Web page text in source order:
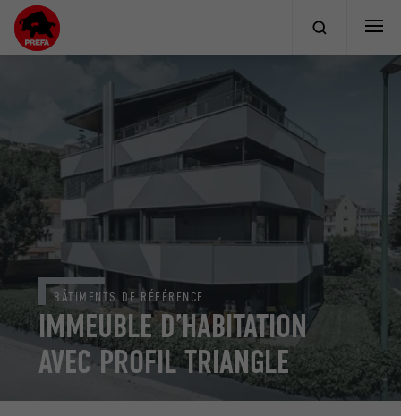
IMMEUBLE D’HABITATION
AVEC PROFIL TRIANGLE
BÂTIMENTS DE RÉFÉRENCE